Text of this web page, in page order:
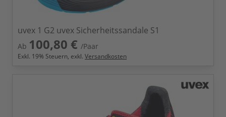
uvex 1 G2 uvex Sicherheitssandale S1
Ab 100,80 € /Paar
Exkl. 19% Steuern, exkl. Versandkosten